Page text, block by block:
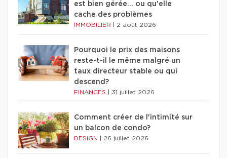
est bien gérée… ou qu'elle
cache des problèmes
IMMOBILIER 2 août 2026
Pourquoi le prix des maisons
reste-t-il le même malgré un
taux directeur stable ou qui
descend?
FINANCES 31 juillet 2026
Comment créer de l'intimité sur
un balcon de condo?
DESIGN 26 juillet 2026